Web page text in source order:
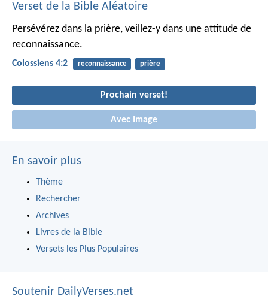
Verset de la Bible Aléatoire
Persévérez dans la prière, veillez-y dans une attitude de
reconnaissance.
Colossiens 4:2 reconnaissance prière
Prochain verset!
Avec Image
En savoir plus
Thème
Rechercher
Archives
Livres de la Bible
Versets les Plus Populaires
Soutenir DailyVerses.net